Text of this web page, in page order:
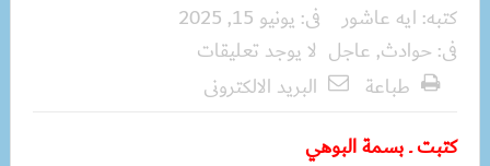
كتبه: ايه عاشور فى: يونيو 15, 2025
فى: حوادث, عاجل لا يوجد تعليقات
طباعة
البريد الالكترونى
كتبت ـ بسمة البوهي